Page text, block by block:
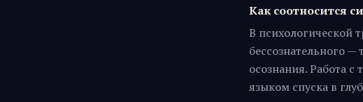
Как соотносится
В психологической
бессознательного
осознания. Работа
языком спуска в